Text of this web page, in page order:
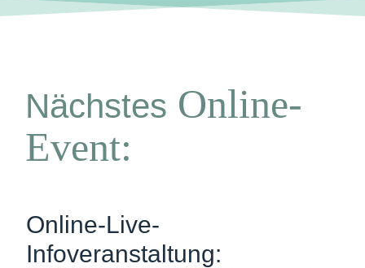
Nächstes Online-
Event:
Online-Live-
Infoveranstaltung: